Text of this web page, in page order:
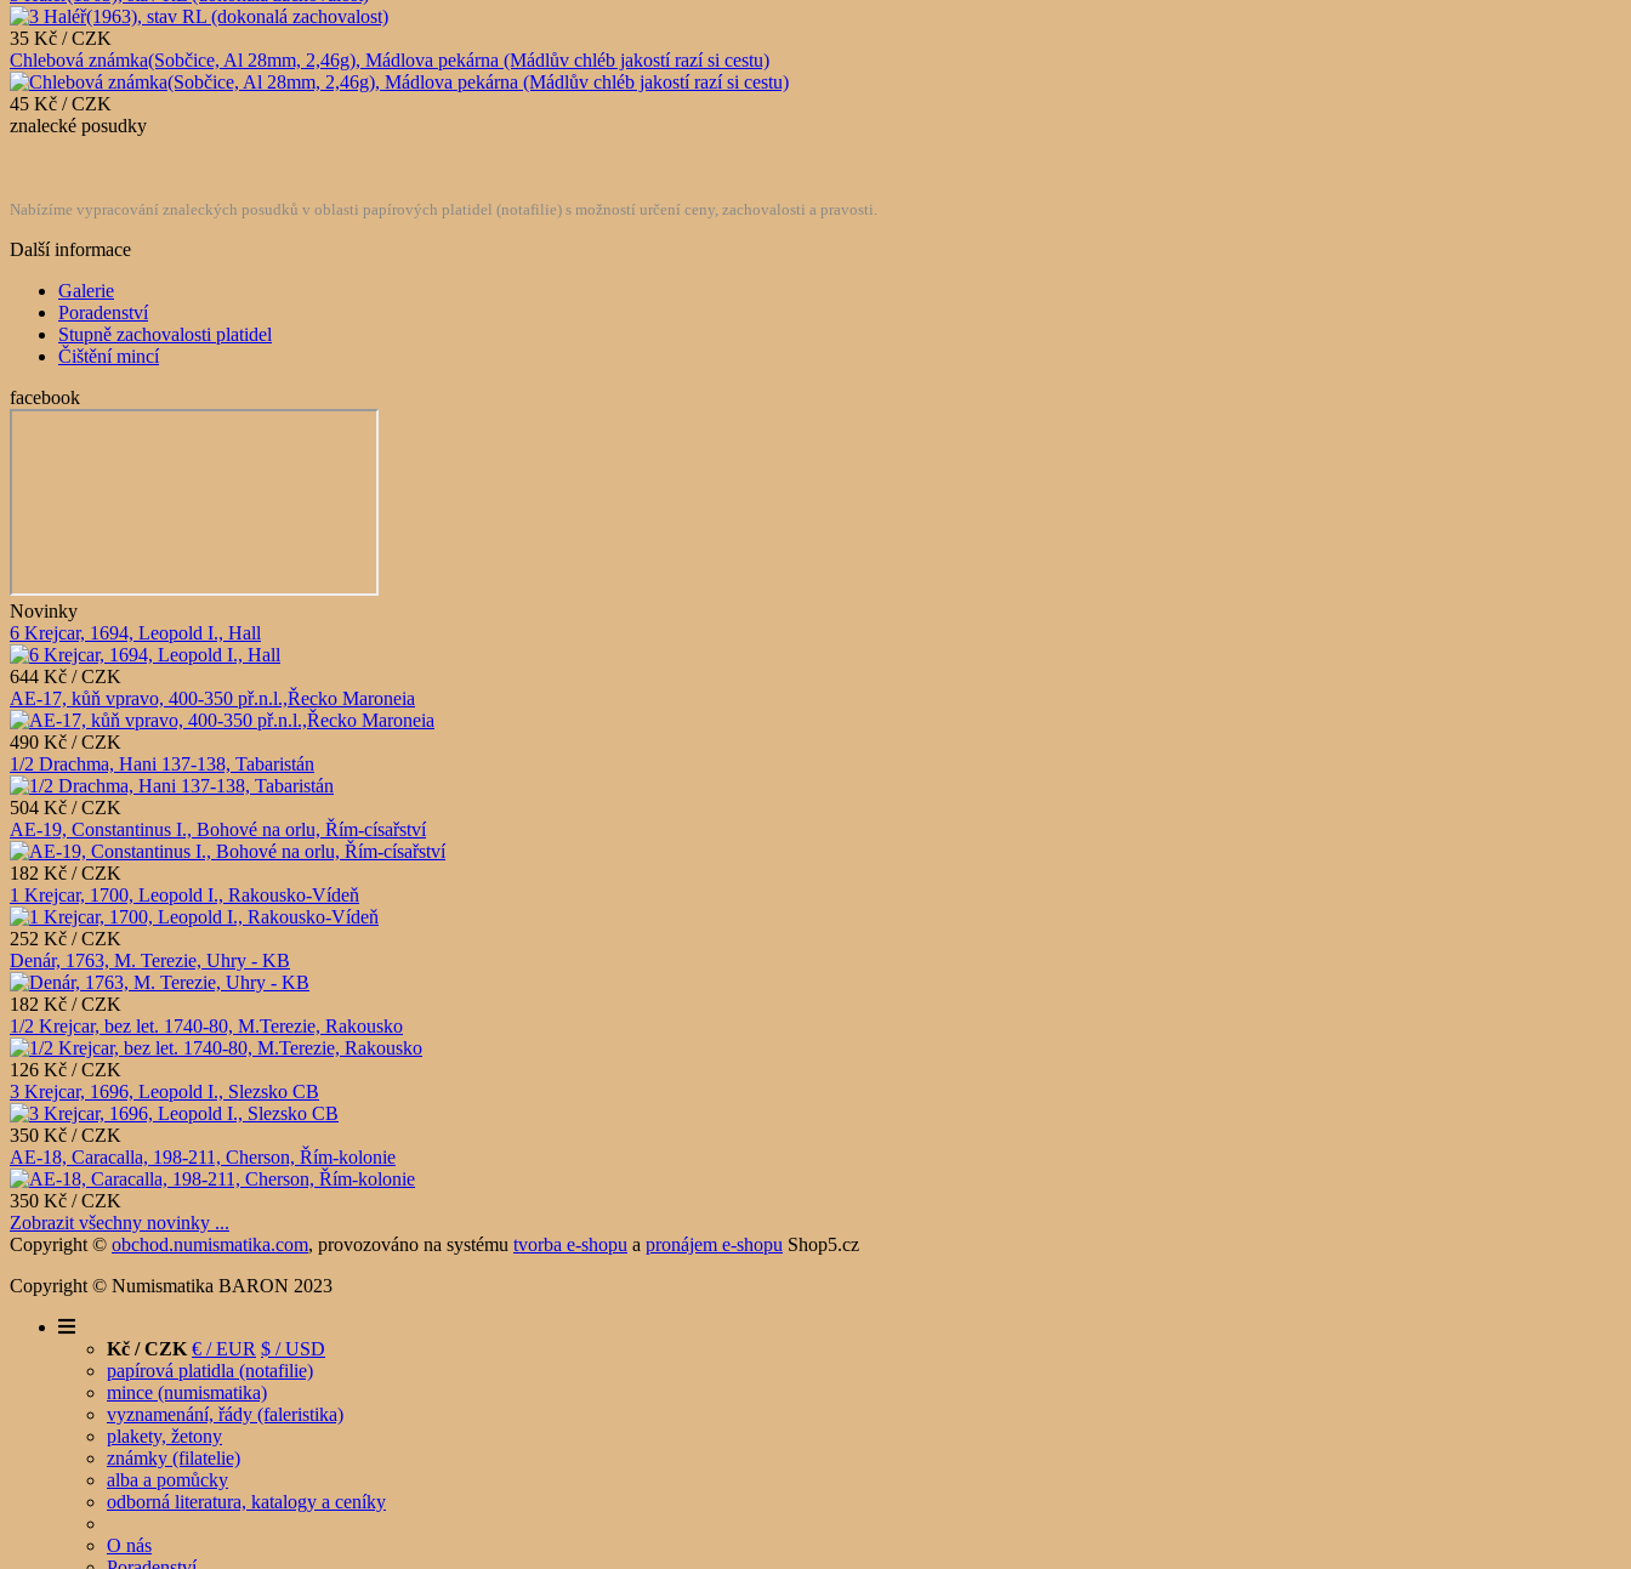
35 Kč / CZK
Chlebová známka(Sobčice, Al 28mm, 2,46g), Mádlova pekárna (Mádlův chléb jakostí razí si cestu)
45 Kč / CZK
znalecké posudky
Nabízíme vypracování znaleckých posudků v oblasti papírových platidel (notafilie) s možností určení ceny, zachovalosti a pravosti.
Další informace
Galerie
Poradenství
Stupně zachovalosti platidel
Čištění mincí
facebook
Novinky
6 Krejcar, 1694, Leopold I., Hall
644 Kč / CZK
AE-17, kůň vpravo, 400-350 př.n.l.,Řecko Maroneia
490 Kč / CZK
1/2 Drachma, Hani 137-138, Tabaristán
504 Kč / CZK
AE-19, Constantinus I., Bohové na orlu, Řím-císařství
182 Kč / CZK
1 Krejcar, 1700, Leopold I., Rakousko-Vídeň
252 Kč / CZK
Denár, 1763, M. Terezie, Uhry - KB
182 Kč / CZK
1/2 Krejcar, bez let. 1740-80, M.Terezie, Rakousko
126 Kč / CZK
3 Krejcar, 1696, Leopold I., Slezsko CB
350 Kč / CZK
AE-18, Caracalla, 198-211, Cherson, Řím-kolonie
350 Kč / CZK
Zobrazit všechny novinky ...
Copyright © obchod.numismatika.com, provozováno na systému tvorba e-shopu a pronájem e-shopu Shop5.cz
Copyright © Numismatika BARON 2023
Kč / CZK € / EUR $ / USD
papírová platidla (notafilie)
mince (numismatika)
vyznamenání, řády (faleristika)
plakety, žetony
známky (filatelie)
alba a pomůcky
odborná literatura, katalogy a ceníky
O nás